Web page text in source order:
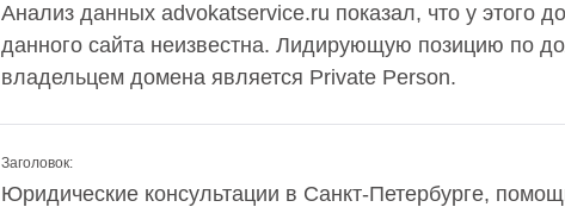
Анализ данных advokatservice.ru показал, что у этого
данного сайта неизвестна. Лидирующую позицию по
владельцем домена является Private Person.
Заголовок:
Юридические консультации в Санкт-Петербурге,